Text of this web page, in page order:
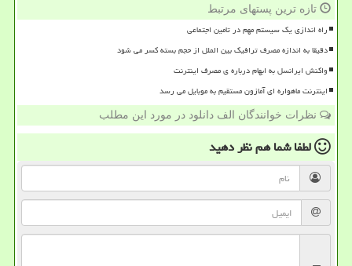
تازه ترین پستهای مرتبط
راه اندازی یک سیستم مهم در تامین اجتماعی
دقیقا به اندازه مصرف ترافیک بین الملل از حجم بسته کسر می شود
واکنش ایرانسل به ابهام درباره ی مصرف اینترنت
اینترنت ماهواره ای آمازون مستقیم به موبایل می رسد
نظرات خوانندگان الف دانلود در مورد این مطلب
لطفا شما همنظر دهید